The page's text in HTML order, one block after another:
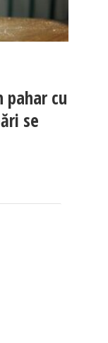
pahar cu
se